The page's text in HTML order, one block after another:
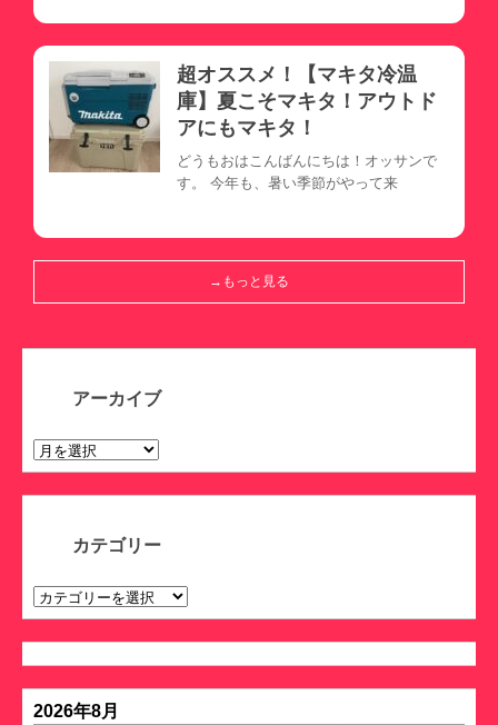
超オススメ！【マキタ冷温
庫】夏こそマキタ！アウトド
アにもマキタ！
どうもおはこんばんにちは！オッサンで
す。 今年も、暑い季節がやって来
→もっと見る
アーカイブ
ア
ー
カ
カテゴリー
カ
テ
ゴ
リ
ー
2026年8月